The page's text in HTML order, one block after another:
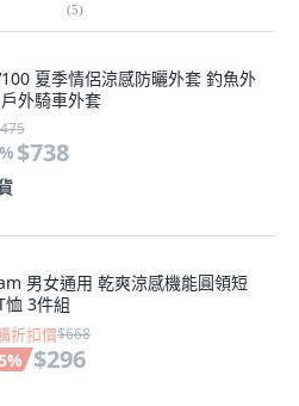
(5)
夏季情侶涼感防曬外套 釣魚外
外騎車外套
% $738
男女通用 乾爽涼感機能圓領短
恤 3件組
折扣價$668
% $296